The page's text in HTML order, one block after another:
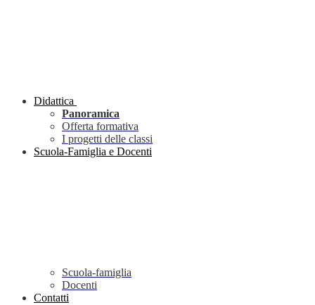
Didattica
Panoramica
Offerta formativa
I progetti delle classi
Scuola-Famiglia e Docenti
Scuola-famiglia
Docenti
Contatti